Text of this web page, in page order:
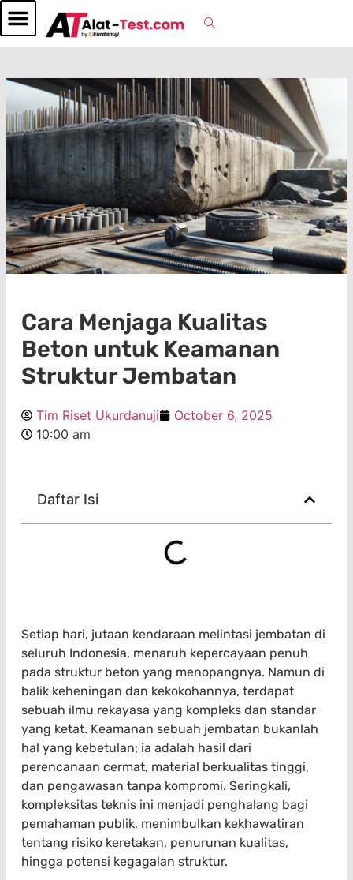
Cara Menjaga Kualitas
Beton untuk Keamanan
Struktur Jembatan
Tim Riset Ukurdanuji
October 6, 2025
10:00 am
Daftar Isi
Setiap hari, jutaan kendaraan melintasi jembatan di
seluruh Indonesia, menaruh kepercayaan penuh
pada struktur beton yang menopangnya. Namun di
balik keheningan dan kekokohannya, terdapat
sebuah ilmu rekayasa yang kompleks dan standar
yang ketat. Keamanan sebuah jembatan bukanlah
hal yang kebetulan; ia adalah hasil dari
perencanaan cermat, material berkualitas tinggi,
dan pengawasan tanpa kompromi. Seringkali,
kompleksitas teknis ini menjadi penghalang bagi
pemahaman publik, menimbulkan kekhawatiran
tentang risiko keretakan, penurunan kualitas,
hingga potensi kegagalan struktur.